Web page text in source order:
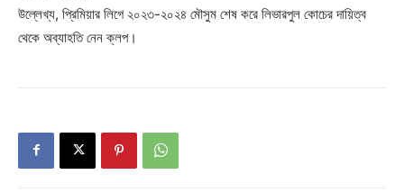
উল্লেখ্য, প্রিমিয়ার লিগে ২০২৩-২০২৪ মৌসুম শেষ করে লিভারপুল কোচের দায়িত্ব
থেকে অব্যাহতি নেন ক্লপ।